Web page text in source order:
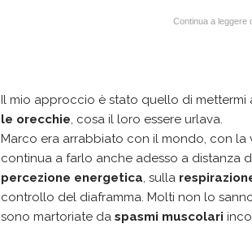
Continua a leggere
Il mio approccio è stato quello di mettermi
le orecchie, cosa il loro essere urlava.
Marco era arrabbiato con il mondo, con la
continua a farlo anche adesso a distanza
percezione energetica, sulla
controllo del diaframma. Molti non lo
sono martoriate da spasmi muscolari